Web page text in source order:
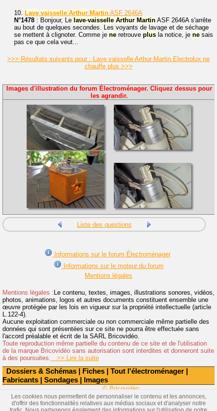
Dossiers & Schémas | Fiches | Tout l'électroménager |
Fabricants | Sondages | Images
10. Lave vaisselle Arthur Martin ASF 2646A
N°1478 : Bonjour, Le lave-vaisselle Arthur Martin ASF 2646A s'arrête
au bout de quelques secondes. Les voyants de lavage et de séchage
se mettent à clignoter. Comme je ne retrouve plus la notice, je ne sais
pas ce que cela veut...
>>> Résultats suivants pour : Lave vaisselle Arthur Martin Electrolux ne
chauffe plus >>>
Images d'illustration du forum Électroménager. Cliquez dessus pour
les agrandir.
Liste des questions
Informations sur le forum Électroménager
Informations sur le moteur du forum
Mentions légales
Mentions légales :Le contenu, textes, images, illustrations sonores, vidéos,
photos, animations, logos et autres documents constituent ensemble une
œuvre protégée par les lois en vigueur sur la propriété intellectuelle (article
L.122-4).
Aucune exploitation commerciale ou non commerciale même partielle des
données qui sont présentées sur ce site ne pourra être effectuée sans
l'accord préalable et écrit de la SARL Bricovidéo.
Toute reproduction même partielle du contenu de ce site et de l'utilisation
de la marque Bricovidéo sans autorisation sont interdites et donneront suite
à des poursuites.
>> Lire la suite
© Bricovidéo
Les cookies nous permettent de personnaliser le contenu et les annonces,
d'offrir des fonctionnalités relatives aux médias sociaux et d'analyser notre